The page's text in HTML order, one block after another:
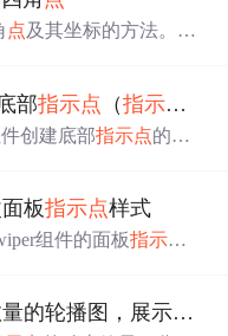
点及其坐标的方法。思
删掉多余点 。还附注了
部指示点 （指示点
创建底部指示点的轮
板指示点样式
组件的面板指示点
关于小红书的小程序不同数量的轮播图，展示不一样的轮播